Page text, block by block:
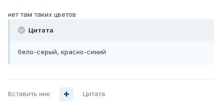
нет там таких цветов
Цитата
бело-серый, красно-синий
Вставить ник Цитата